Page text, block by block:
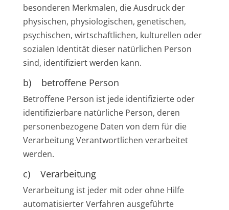
besonderen Merkmalen, die Ausdruck der
physischen, physiologischen, genetischen,
psychischen, wirtschaftlichen, kulturellen oder
sozialen Identität dieser natürlichen Person
sind, identifiziert werden kann.
b) betroffene Person
Betroffene Person ist jede identifizierte oder
identifizierbare natürliche Person, deren
personenbezogene Daten von dem für die
Verarbeitung Verantwortlichen verarbeitet
werden.
c) Verarbeitung
Verarbeitung ist jeder mit oder ohne Hilfe
automatisierter Verfahren ausgeführte